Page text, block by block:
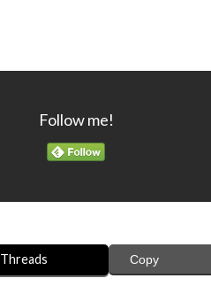
Follow me!
Threads Copy